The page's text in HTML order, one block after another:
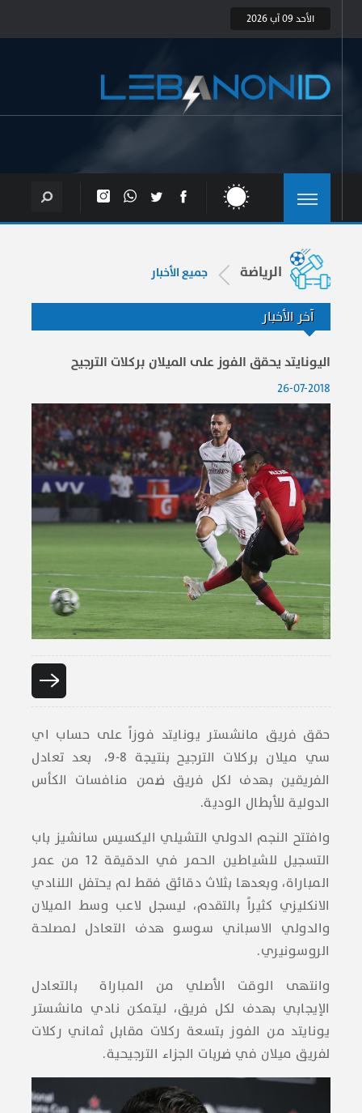
الأحد 09 آب 2026
الرياضة جميع الأخبار
آخر الأخبار
اليونايتد يحقق الفوز على الميلان بركلات الترجيح
26-07-2018
حقق فريق مانشستر يونايتد فوزاً على حساب اي
سي ميلان بركلات الترجيح بنتيجة 8-9، بعد تعادل
الفريقين بهدف لكل فريق ضمن منافسات الكأس
الدولية للأبطال الودية.
وافتتح النجم الدولي التشيلي اليكسيس سانشيز باب
التسجيل للشياطين الحمر في الدقيقة 12 من عمر
المباراة، وبعدها بثلاث دقائق فقط لم يحتفل اللنادي
الانكليزي كثيراً بالتقدم، ليسجل لاعب وسط الميلان
والدولي الاسباني سوسو هدف التعادل لمصلحة
الروسونيري.
وانتهى الوقت الأصلي من المباراة بالتعادل
الإيجابي بهدف لكل فريق، ليتمكن نادي مانشستر
يونايتد من الفوز بتسعة ركلات مقابل ثماني ركلات
لفريق ميلان في ضربات الجزاء الترجيحية.